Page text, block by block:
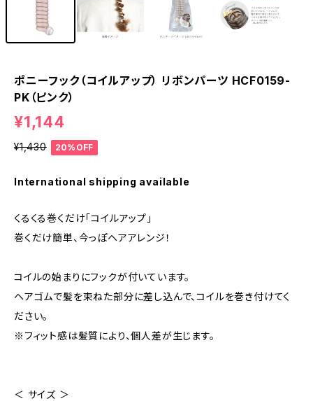
ポニーフック（コイルアップ） リボンパーツ HCF0159-
PK（ピンク）
¥1,144
¥1,430 20%OFF
International shipping available
くるくる巻くだけ「コイルアップ」
巻くだけ簡単、今っぽヘアアレンジ！
コイルの始まりにフックが付いています。
ヘアゴムで髪を束ねた部分に差し込んで、コイルを巻き付けてく
ださい。
※フィット感は髪質により、個人差が生じます。
＜ サイズ ＞